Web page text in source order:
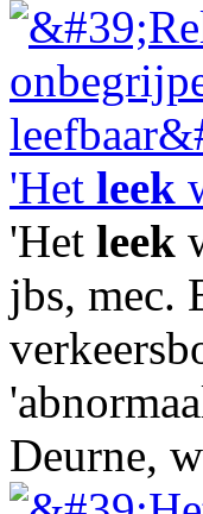
'Het leek
'Het leek
jbs, mec.
Deurne,